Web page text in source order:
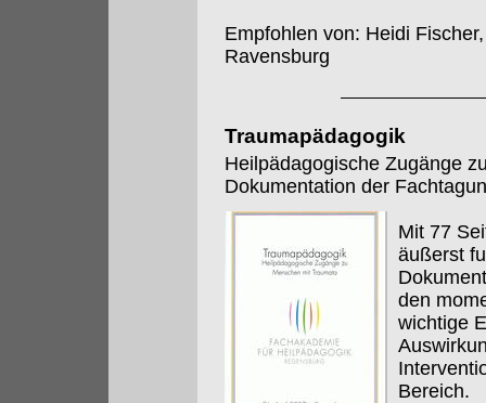
Empfohlen von: Heidi
Ravensburg
Traumapädagogik
Heilpädagogische Zugänge
Dokumentation der
Mit 77
äußerst
den
wichtige
Bereich.